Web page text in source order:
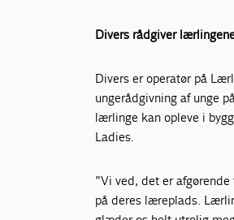
Divers rådgiver
Divers er operatør på
ungerådgivning af unge
lærlinge kan opleve i
Ladies.
”Vi ved, det er
på deres læreplads.